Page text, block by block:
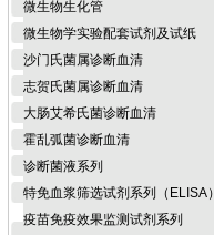
微生物生化管
微生物学实验配套试剂及试纸
沙门氏菌属诊断血清
志贺氏菌属诊断血清
大肠艾希氏菌诊断血清
霍乱弧菌诊断血清
诊断菌液系列
特免血浆筛选试剂系列（ELISA）
疫苗免疫效果监测试剂系列